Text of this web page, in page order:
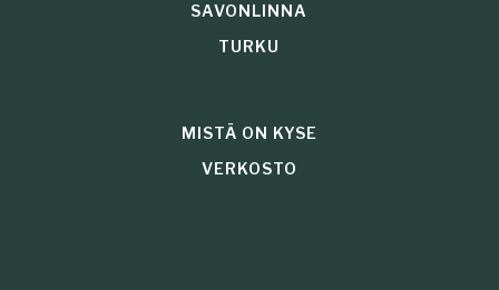
SAVONLINNA
TURKU
MISTÄ ON KYSE
VERKOSTO